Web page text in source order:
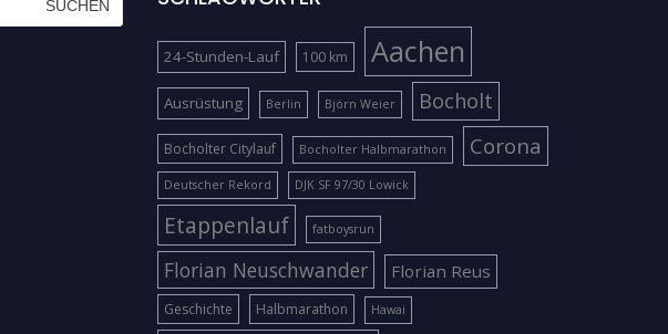
24-Stunden-Lauf 100 km Aachen
Ausrüstung Berlin Björn Weier Bocholt
Bocholter Citylauf Bocholter Halbmarathon Corona
Deutscher Rekord DJK SF 97/30 Lowick
Etappenlauf fatboysrun
Florian Neuschwander Florian Reus
Geschichte Halbmarathon Hawai